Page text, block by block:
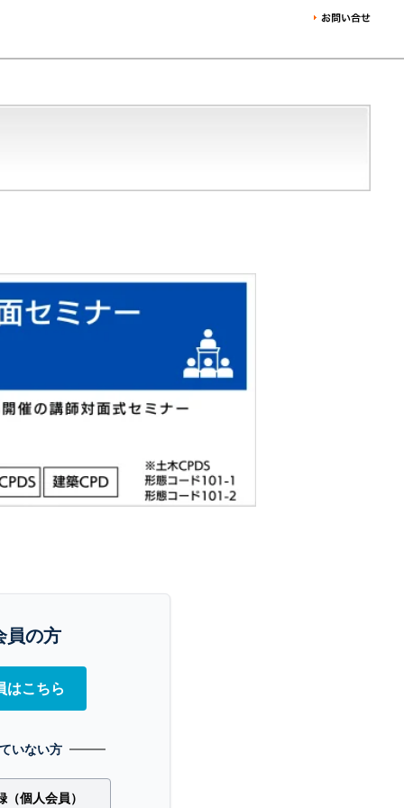
員の方
はこちら
いない方
個人会員）